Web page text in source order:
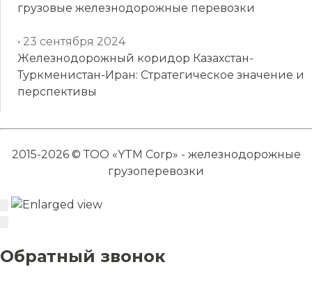
грузовые железнодорожные перевозки
• 23 сентября 2024
Железнодорожный коридор Казахстан-
Туркменистан-Иран: Стратегическое значение и
перспективы
2015-2026 © ТОО «YTM Corp» - железнодорожные
грузоперевозки
Обратный звонок